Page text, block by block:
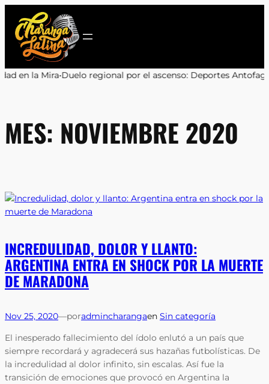
contenido
regional por el ascenso: Deportes Antofagasta y Cobreloa
MES: NOVIEMBRE 2020
INCREDULIDAD, DOLOR Y LLANTO:
ARGENTINA ENTRA EN SHOCK POR LA MUERTE
DE MARADONA
Nov 25, 2020—poradmincharangaen Sin categoría
El inesperado fallecimiento del ídolo enlutó a un país que
siempre recordará y agradecerá sus hazañas futbolísticas. De
la incredulidad al dolor infinito, sin escalas. Así fue la
transición de emociones que provocó en Argentina la